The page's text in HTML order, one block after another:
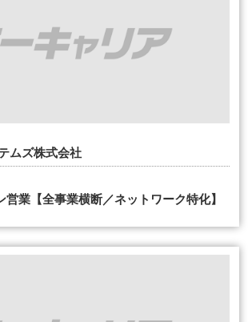
ムズ株式会社
営業【全事業横断／ネットワーク特化】